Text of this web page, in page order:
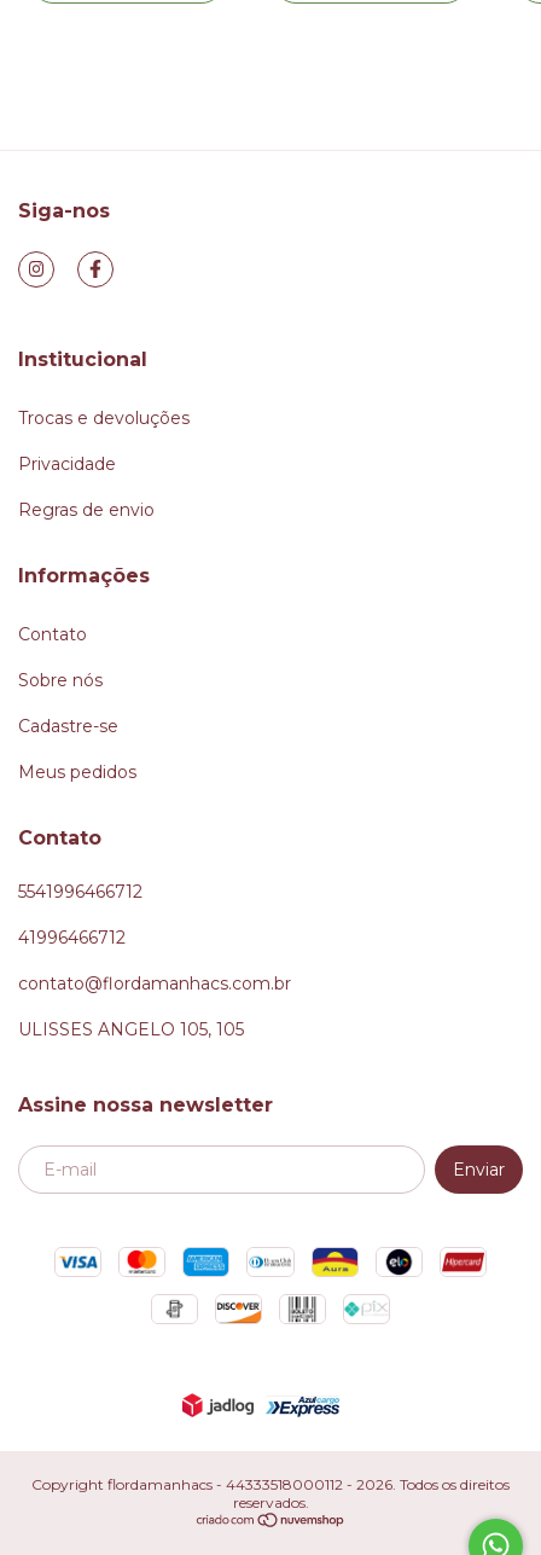
Siga-nos
Institucional
Trocas e devoluções
Privacidade
Regras de envio
Informações
Contato
Sobre nós
Cadastre-se
Meus pedidos
Contato
5541996466712
41996466712
contato@flordamanhacs.com.br
ULISSES ANGELO 105, 105
Assine nossa newsletter
Copyright flordamanhacs - 44333518000112 - 2026. Todos os direitos
reservados.